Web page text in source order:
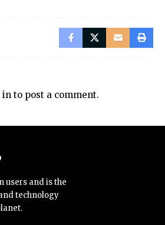
in to post a comment.
users and is the
technology